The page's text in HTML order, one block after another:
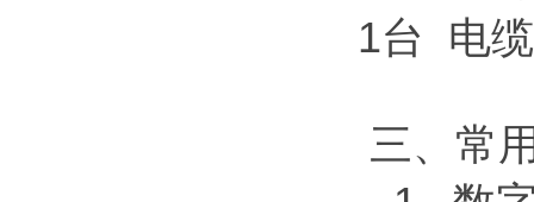
1台 电缆
三、常